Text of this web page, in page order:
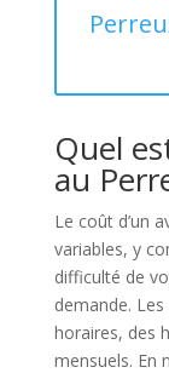
Quel
au
Le coût d’un
variables, y
difficulté de
demande.
horaires, des
mensuels. En